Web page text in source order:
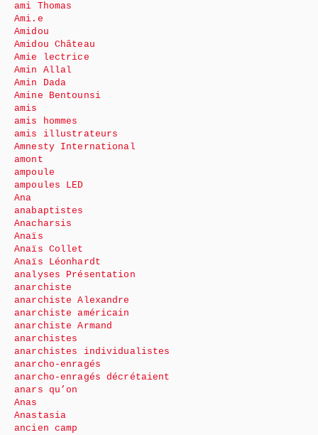
ami Thomas
Ami.e
Amidou
Amidou Château
Amie lectrice
Amin Allal
Amin Dada
Amine Bentounsi
amis
amis hommes
amis illustrateurs
Amnesty International
amont
ampoule
ampoules LED
Ana
anabaptistes
Anacharsis
Anaïs
Anaïs Collet
Anaïs Léonhardt
analyses Présentation
anarchiste
anarchiste Alexandre
anarchiste américain
anarchiste Armand
anarchistes
anarchistes individualistes
anarcho-enragés
anarcho-enragés décrétaient
anars qu’on
Anas
Anastasia
ancien camp